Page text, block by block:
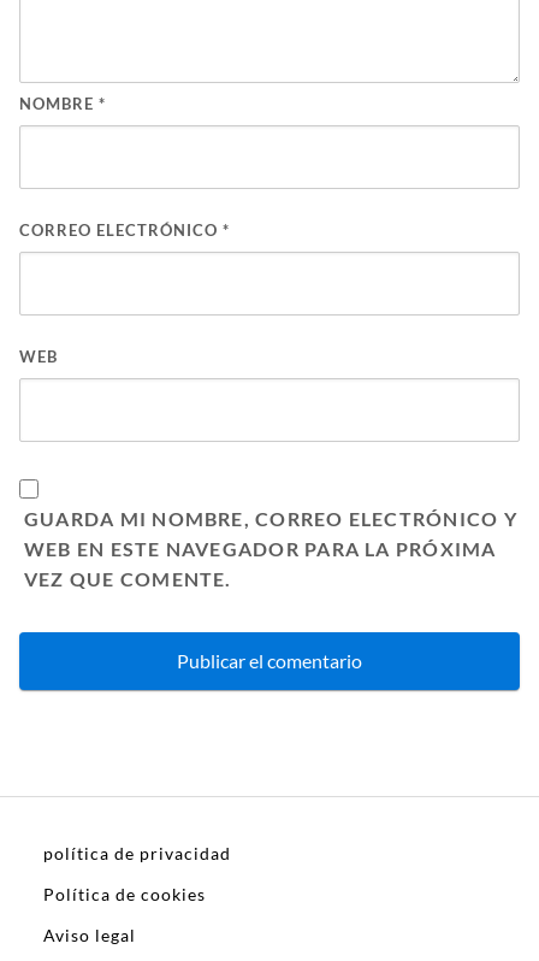
NOMBRE *
CORREO ELECTRÓNICO *
WEB
GUARDA MI NOMBRE, CORREO ELECTRÓNICO Y
WEB EN ESTE NAVEGADOR PARA LA PRÓXIMA
VEZ QUE COMENTE.
política de privacidad
Política de cookies
Aviso legal